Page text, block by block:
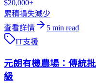
$20,000+
累積損失減少
查看詳情
5 min read
IT支援
元朗有機農場：傳統
級